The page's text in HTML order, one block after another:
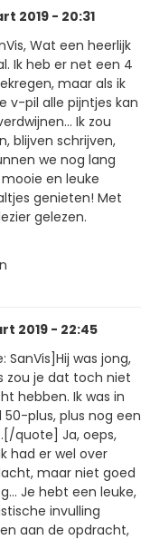
2019 - 20:31
Wat een heerlijk
Ik heb er net een 4
maar als ik
v-pil alle pijntjes kan
Ik zou
blijven schrijven,
we nog lang
en leuke
genieten! Met
gelezen.
2019 - 22:45
SanVis]Hij was jong,
zou je dat toch niet
hebben. Ik was in
50-plus, plus nog een
quote] Ja, oeps,
had er wel over
maar niet goed
Je hebt een leuke,
invulling
aan de opdracht,